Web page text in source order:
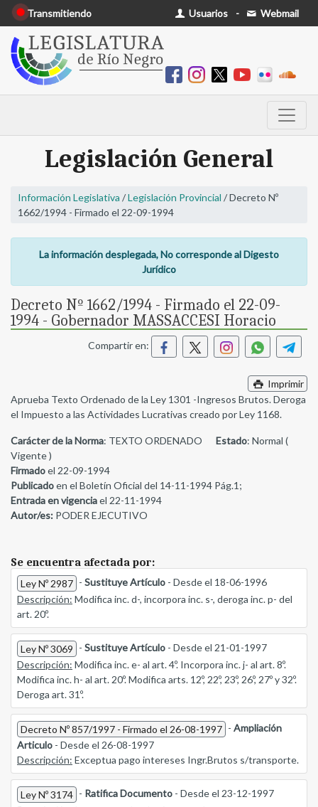
Transmitiendo Usuarios - Webmail
Legislación General
Información Legislativa /Legislación Provincial / Decreto Nº
1662/1994 - Firmado el 22-09-1994
La información desplegada, No corresponde al Digesto
Jurídico
Decreto Nº 1662/1994 - Firmado el 22-09-
1994 - Gobernador MASSACCESI Horacio
Compartir en:
Imprimir
Aprueba Texto Ordenado de la Ley 1301 -Ingresos Brutos. Deroga
el Impuesto a las Actividades Lucrativas creado por Ley 1168.
Carácter de la Norma: TEXTO ORDENADO Estado: Normal (
Vigente )
Firmadoel 22-09-1994
Publicadoen el Boletín Oficial del 14-11-1994 Pág.1;
Entrada en vigenciael 22-11-1994
Autor/es: PODER EJECUTIVO
Se encuentra afectada por:
Ley Nº 2987 - Sustituye Artículo - Desde el 18-06-1996
Descripción: Modifica inc. d-, incorpora inc. s-, deroga inc. p- del
art. 20º.
Ley Nº 3069 - Sustituye Artículo - Desde el 21-01-1997
Descripción: Modifica inc. e- al art. 4º. Incorpora inc. j- al art. 8º.
Modifica inc. h- al art. 20º. Modifica arts. 12º, 22º, 23º, 26º, 27º y 32º.
Deroga art. 31º.
Decreto Nº 857/1997 - Firmado el 26-08-1997 - Ampliación
Articulo - Desde el 26-08-1997
Descripción: Exceptua pago intereses Ingr.Brutos s/transporte.
Ley Nº 3174 - Ratifica Documento - Desde el 23-12-1997